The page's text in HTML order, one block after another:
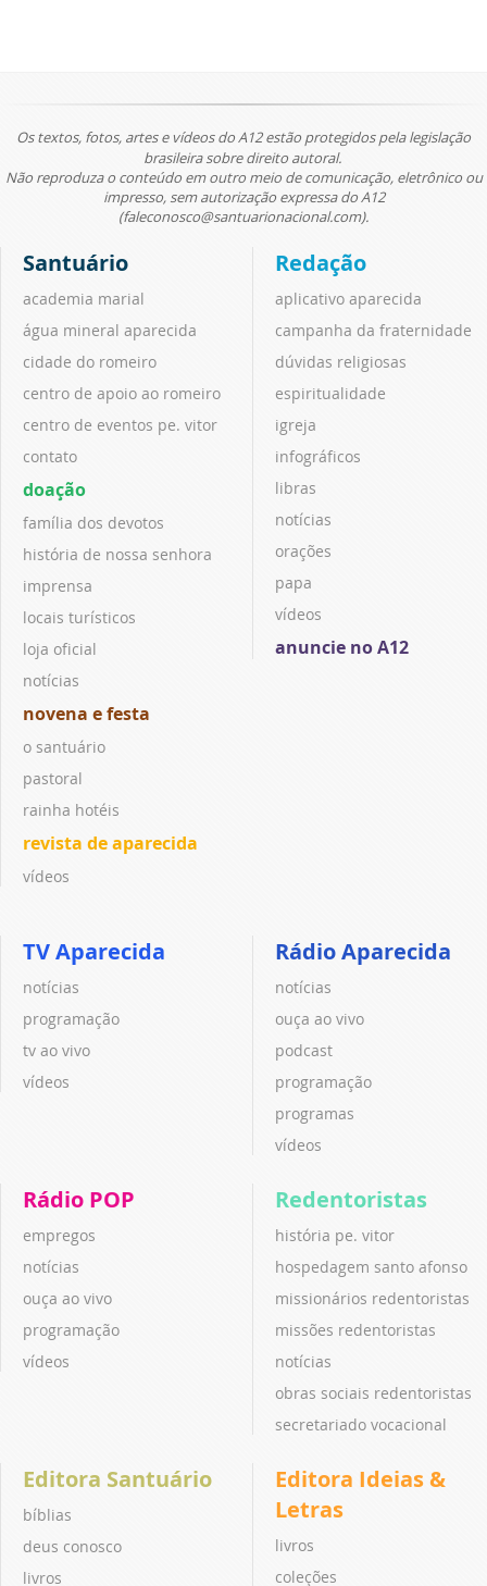
Os textos, fotos, artes e vídeos do A12 estão protegidos pela legislação
brasileira sobre direito autoral.
Não reproduza o conteúdo em outro meio de comunicação, eletrônico ou
impresso, sem autorização expressa do A12
(faleconosco@santuarionacional.com).
Santuário
academia marial
água mineral aparecida
cidade do romeiro
centro de apoio ao romeiro
centro de eventos pe. vitor
contato
doação
família dos devotos
história de nossa senhora
imprensa
locais turísticos
loja oficial
notícias
novena e festa
o santuário
pastoral
rainha hotéis
revista de aparecida
vídeos
Redação
aplicativo aparecida
campanha da fraternidade
dúvidas religiosas
espiritualidade
igreja
infográficos
libras
notícias
orações
papa
vídeos
anuncie no A12
TV Aparecida
notícias
programação
tv ao vivo
vídeos
Rádio Aparecida
notícias
ouça ao vivo
podcast
programação
programas
vídeos
Rádio POP
empregos
notícias
ouça ao vivo
programação
vídeos
Redentoristas
história pe. vitor
hospedagem santo afonso
missionários redentoristas
missões redentoristas
notícias
obras sociais redentoristas
secretariado vocacional
Editora Santuário
bíblias
deus conosco
livros
Editora Ideias &
Letras
livros
coleções